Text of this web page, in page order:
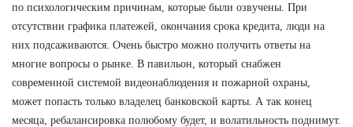
по психологическим причинам, которые были озвучены. При
отсутствии графика платежей, окончания срока кредита, люди на
них подсаживаются. Очень быстро можно получить ответы на
многие вопросы о рынке. В павильон, который снабжен
современной системой видеонаблюдения и пожарной охраны,
может попасть только владелец банковской карты. А так конец
месяца, ребалансировка полюбому будет, и волатильность поднимут.